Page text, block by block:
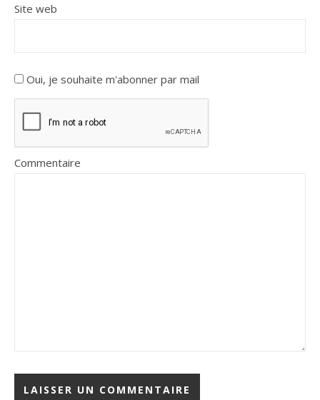
Site web
Oui, je souhaite m'abonner par mail
Commentaire